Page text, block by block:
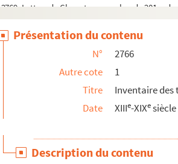
2769. Lettres de Chapet, au nombre de 201,
2775. Fougères et lycopodes, d'après Bauer et
2776. Théâtre d'Amédée Aufauvre : Louise
2777. Romans d'Amédée Aufauvre : Le Vallon
Présentation du contenu
N°
2766
Autre cote
1
Titre
Inventaire des
Date
XIIIe-XIXesiècle
Description du contenu